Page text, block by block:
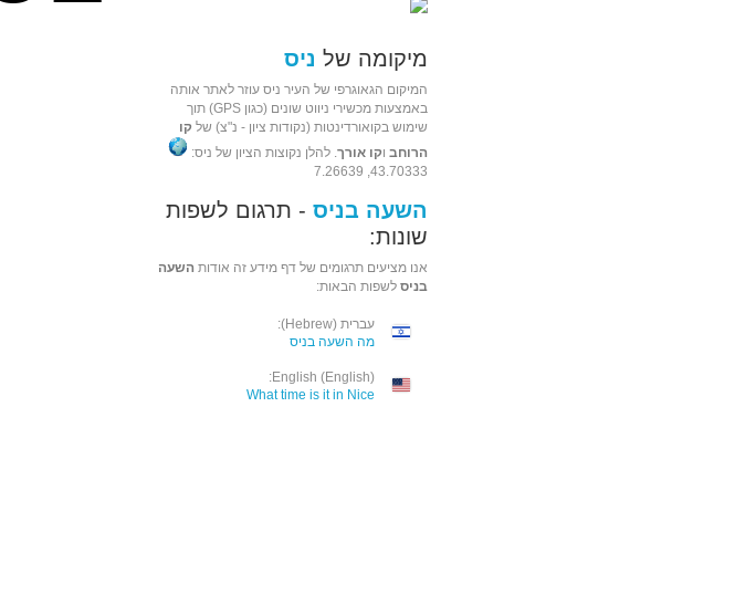
מיקומה של ניס
המיקום הגאוגרפי של העיר ניס עוזר לאתר אותה
באמצעות מכשירי ניווט שונים (כגון GPS) תוך
שימוש בקואורדינטות (נקודות ציון - נ"צ) של קו
הרוחב וקו אורך. להלן נקוצות הציון של ניס:
43.70333, 7.26639
השעה בניס - תרגום לשפות
שונות:
אנו מציעים תרגומים של דף מידע זה אודות השעה
בניס לשפות הבאות:
עברית (Hebrew):
מה השעה בניס
English (English):
What time is it in Nice